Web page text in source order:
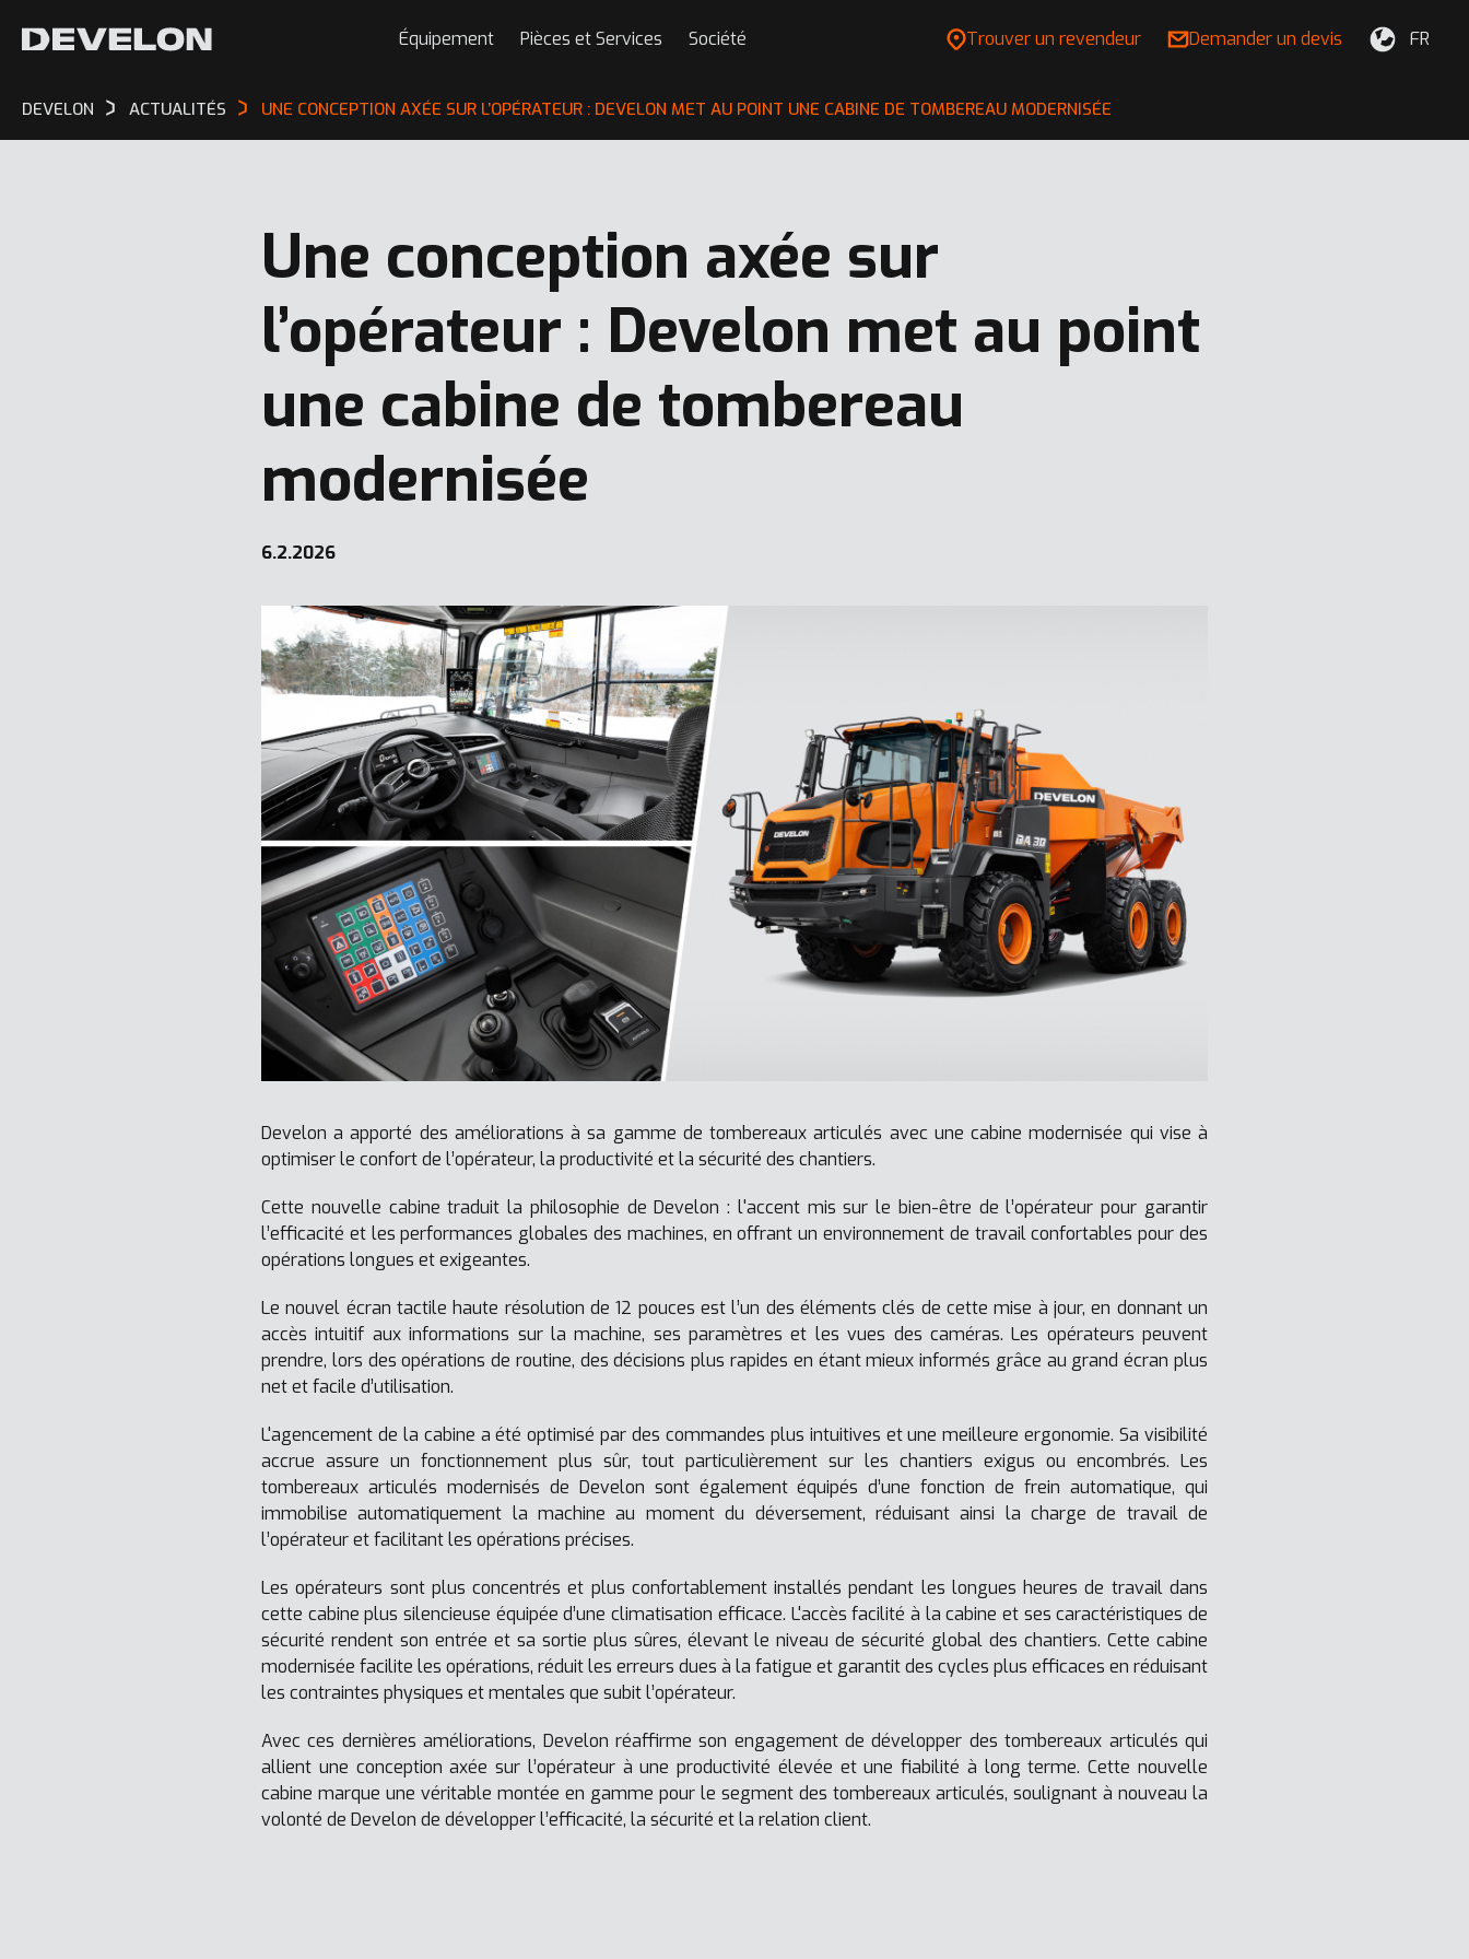
Équipement Pièces et Services Société Trouver un revendeur Demander un devis FR
DEVELON ACTUALITÉS UNE CONCEPTION AXÉE SUR L’OPÉRATEUR : DEVELON MET AU POINT UNE CABINE DE TOMBEREAU MODERNISÉE
Une conception axée sur
l’opérateur : Develon met au point
une cabine de tombereau
modernisée
6.2.2026
Develon a apporté des améliorations à sa gamme de tombereaux articulés avec une cabine modernisée qui vise à
optimiser le confort de l’opérateur, la productivité et la sécurité des chantiers.
Cette nouvelle cabine traduit la philosophie de Develon : l'accent mis sur le bien-être de l’opérateur pour garantir
l’efficacité et les performances globales des machines, en offrant un environnement de travail confortables pour des
opérations longues et exigeantes.
Le nouvel écran tactile haute résolution de 12 pouces est l’un des éléments clés de cette mise à jour, en donnant un
accès intuitif aux informations sur la machine, ses paramètres et les vues des caméras. Les opérateurs peuvent
prendre, lors des opérations de routine, des décisions plus rapides en étant mieux informés grâce au grand écran plus
net et facile d’utilisation.
L'agencement de la cabine a été optimisé par des commandes plus intuitives et une meilleure ergonomie. Sa visibilité
accrue assure un fonctionnement plus sûr, tout particulièrement sur les chantiers exigus ou encombrés. Les
tombereaux articulés modernisés de Develon sont également équipés d’une fonction de frein automatique, qui
immobilise automatiquement la machine au moment du déversement, réduisant ainsi la charge de travail de
l’opérateur et facilitant les opérations précises.
Les opérateurs sont plus concentrés et plus confortablement installés pendant les longues heures de travail dans
cette cabine plus silencieuse équipée d’une climatisation efficace. L'accès facilité à la cabine et ses caractéristiques de
sécurité rendent son entrée et sa sortie plus sûres, élevant le niveau de sécurité global des chantiers. Cette cabine
modernisée facilite les opérations, réduit les erreurs dues à la fatigue et garantit des cycles plus efficaces en réduisant
les contraintes physiques et mentales que subit l’opérateur.
Avec ces dernières améliorations, Develon réaffirme son engagement de développer des tombereaux articulés qui
allient une conception axée sur l’opérateur à une productivité élevée et une fiabilité à long terme. Cette nouvelle
cabine marque une véritable montée en gamme pour le segment des tombereaux articulés, soulignant à nouveau la
volonté de Develon de développer l’efficacité, la sécurité et la relation client.